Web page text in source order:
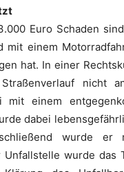
Euro Schaden
mit einem
hat. In einer
nicht
einem
dabei
wurde er
wurde das